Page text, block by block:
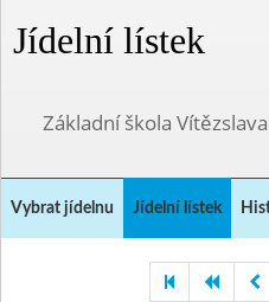
Jídelní lístek
Základní škola
Vybrat jídelnu Jídelní lístek